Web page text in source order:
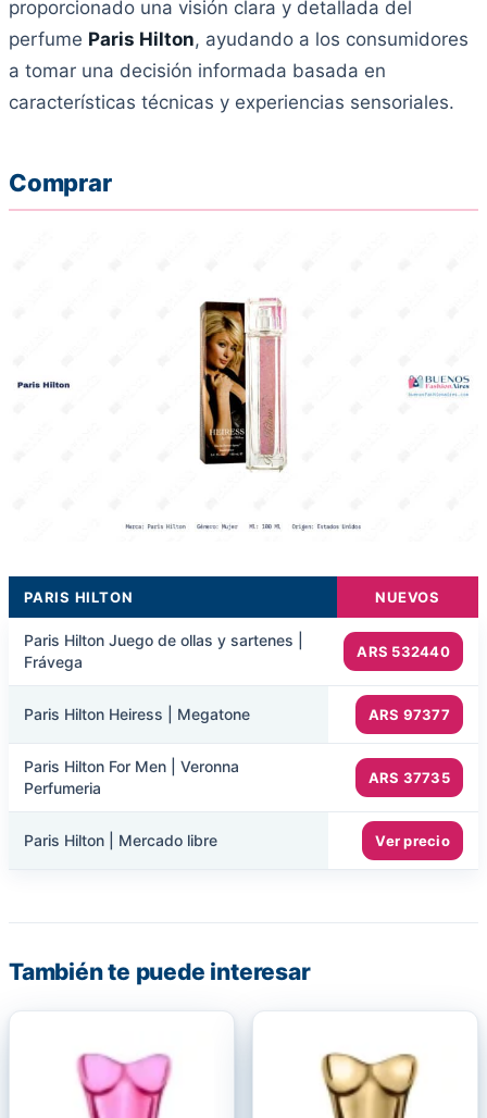
proporcionado una visión clara y detallada del
perfume Paris Hilton, ayudando a los consumidores
a tomar una decisión informada basada en
características técnicas y experiencias sensoriales.
Comprar
PARIS HILTON NUEVOS
Paris Hilton Juego de ollas y sartenes |
Frávega
ARS 532440
Paris Hilton Heiress | Megatone ARS 97377
Paris Hilton For Men | Veronna
Perfumeria
ARS 37735
Paris Hilton | Mercado libre Ver precio
También te puede interesar